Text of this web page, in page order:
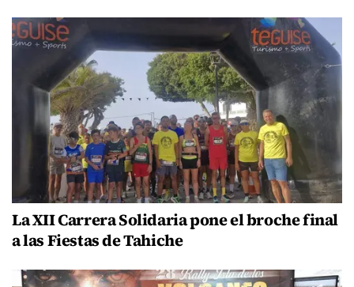
La XII Carrera Solidaria pone el broche final
a las Fiestas de Tahiche